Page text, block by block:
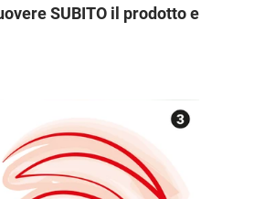
SUBITO il prodotto e